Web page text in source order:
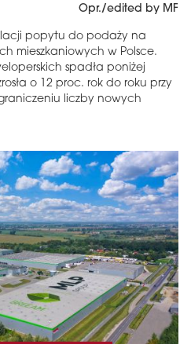
Opr./edited by MF
popytu do podaży na
mieszkaniowych w Polsce.
spadła poniżej
o 12 proc. rok do roku przy
liczby nowych